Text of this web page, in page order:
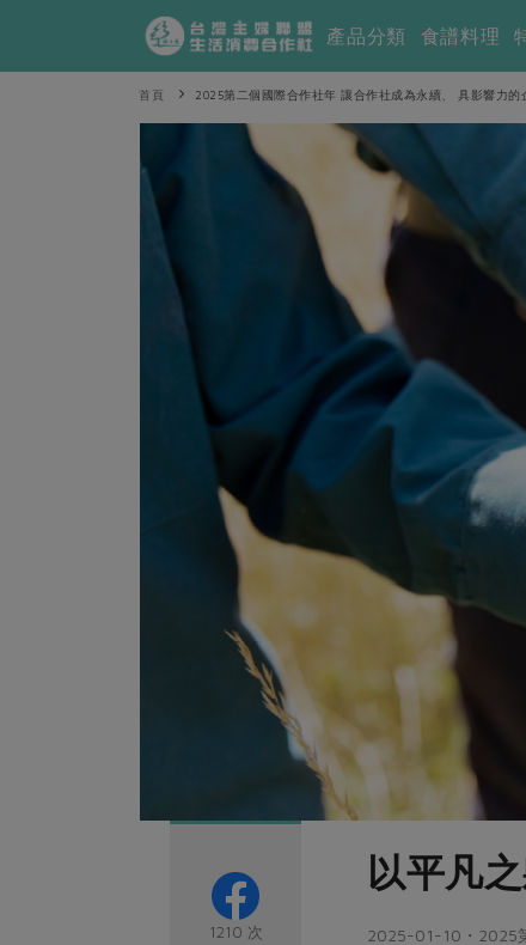
產品分類 食譜料理
首頁 2025第二個國際合作社年 讓合作社成為永續、 具影響力的
1210 次
以平凡
2025-01-10・2025